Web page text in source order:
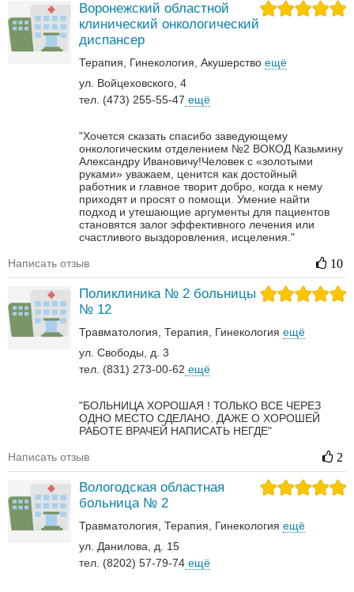
Воронежский областной
клинический онкологический
диспансер
Терапия Гинекология Акушерство ещё
ул. Войцеховского, 4
тел. (473) 255-55-47 ещё
"Хочется сказать спасибо заведующему
онкологическим отделением №2 ВОКОД Казьмину
Александру Ивановичу!Человек с «золотыми
руками» уважаем, ценится как достойный
работник и главное творит добро, когда к нему
приходят и просят о помощи. Умение найти
подход и утешающие аргументы для пациентов
становятся залог эффективного лечения или
счастливого выздоровления, исцеления."
Написать отзыв 10
Поликлиника № 2 больницы
№ 12
Травматология Терапия Гинекология ещё
ул. Свободы, д. 3
тел. (831) 273-00-62 ещё
"БОЛЬНИЦА ХОРОШАЯ ! ТОЛЬКО ВСЕ ЧЕРЕЗ
ОДНО МЕСТО СДЕЛАНО. ДАЖЕ О ХОРОШЕЙ
РАБОТЕ ВРАЧЕЙ НАПИСАТЬ НЕГДЕ"
Написать отзыв 2
Вологодская областная
больница № 2
Травматология Терапия Гинекология ещё
ул. Данилова, д. 15
тел. (8202) 57-79-74 ещё